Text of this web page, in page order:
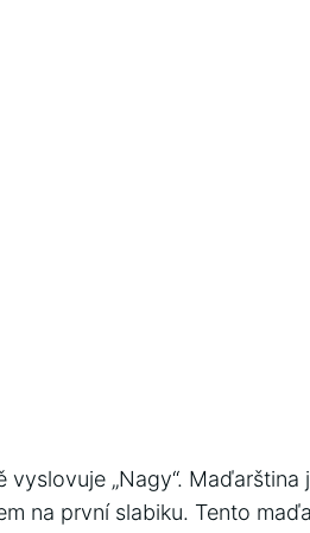
„Nagy“. Maďarština
na první slabiku. Tento